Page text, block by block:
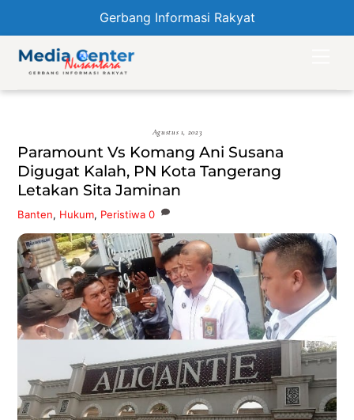
Gerbang Informasi Rakyat
content
Agustus 1, 2023
Paramount Vs Komang Ani Susana
Digugat Kalah, PN Kota Tangerang
Letakan Sita Jaminan
Banten, Hukum, Peristiwa 0